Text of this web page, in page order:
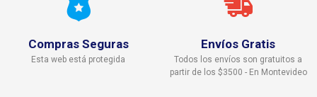
Compras Seguras
Esta web está protegida
Envíos Gratis
Todos los envíos son gratuitos a
partir de los $3500 - En Montevideo